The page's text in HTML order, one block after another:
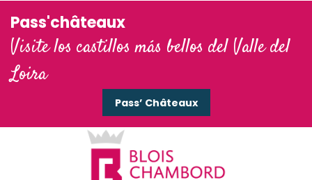
Pass'châteaux
Visite los castillos más bellos del Valle del
Loira
Pass’ Châteaux